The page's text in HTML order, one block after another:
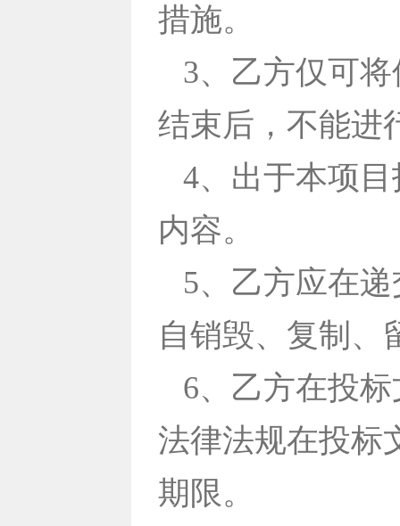
措施。
3、乙方仅可
结束后，不能进
4、出于本项
内容。
5、乙方应在
自销毁、复制、
6、乙方在投
法律法规在投标
期限。